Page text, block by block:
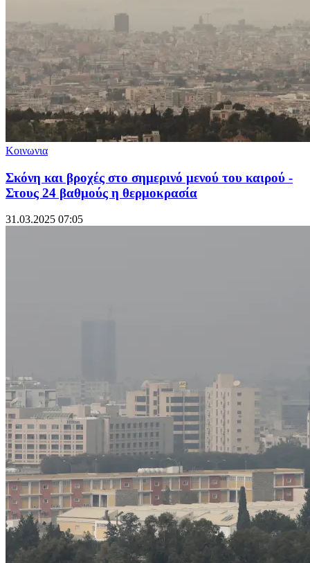
Κοινωνια
Σκόνη και βροχές στο σημερινό μενού του καιρού -
Στους 24 βαθμούς η θερμοκρασία
31.03.2025 07:05